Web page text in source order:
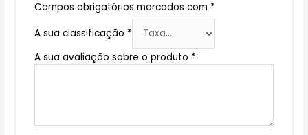
Campos obrigatórios marcados com *
A sua classificação *
A sua avaliação sobre o produto *